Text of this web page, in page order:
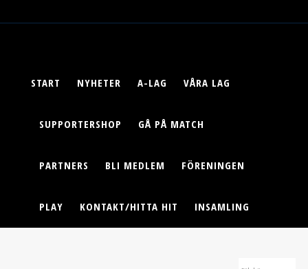
START NYHETER A-LAG VÅRA LAG
SUPPORTERSHOP GÅ PÅ MATCH
PARTNERS BLI MEDLEM FÖRENINGEN
PLAY KONTAKT/HITTA HIT INSAMLING